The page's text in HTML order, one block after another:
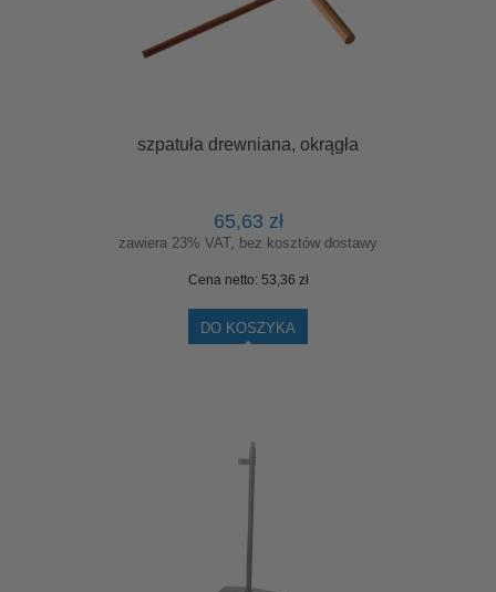
szpatuła drewniana, okrągła
65,63 zł
zawiera 23% VAT, bez kosztów dostawy
Cena netto: 53,36 zł
DO KOSZYKA